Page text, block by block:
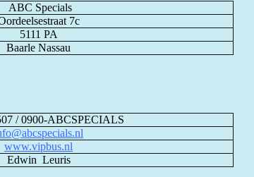
ABC Specials
7c
5111 PA
Baarle Nassau
/ 0900-ABCSPECIALS
www.vipbus.nl
Edwin Leuris